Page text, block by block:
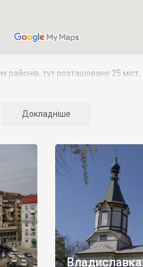
районів, тут розташовано 25
Житомирською і Вінницькою, на
за туристичною
України. Але й крім Києва в
«Олександрія»
найгарніших у країні церков),
Воздвиженським костьолом та
однією з найбільших церков
Деякі дерев’яні церкви є
,Житніх Горах,Півнях,Тулинцях,
Докладніше